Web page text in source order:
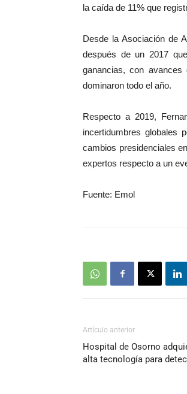
la caída de 11% que
Desde la Asociación de
después de un 2017
ganancias, con
dominaron todo el año.
Respecto a 2019,
incertidumbres globales
cambios presidenciales
expertos respecto a un
Fuente: Emol
Artículo anterior
Hospital de Osorno
alta tecnología para